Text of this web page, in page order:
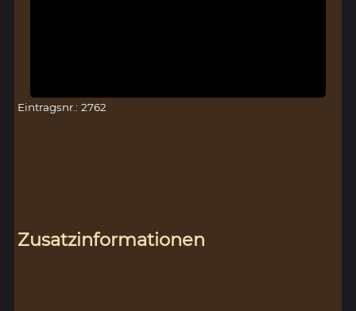
Eintragsnr.: 2762
Zusatzinformationen